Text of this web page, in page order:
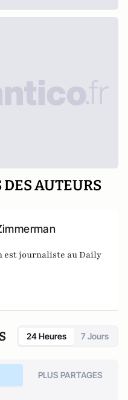
DES AUTEURS
est journaliste au Daily
24 Heures 7 Jours
PLUS PARTAGES